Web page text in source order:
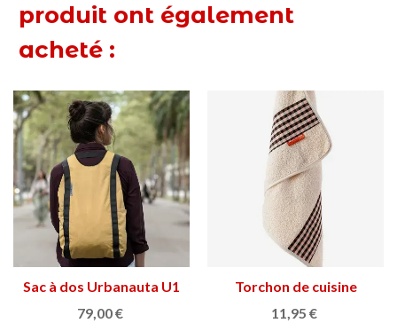
produit ont également
acheté :
Sac à dos Urbanauta U1
79,00 €
Torchon de cuisine
éponge farcell
11,95 €